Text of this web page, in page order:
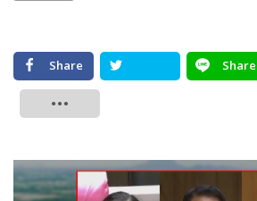
Share
Share